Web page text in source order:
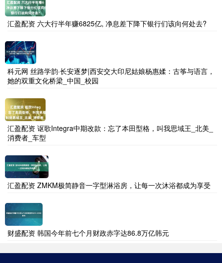
汇盈配资 六大行半年赚6825亿, 净息差下降下银行们该向何处去?
科元网 丝路学韵·长安逐梦|西安交大印尼姑娘杨惠媃：古筝与语言，
她的双重文化桥梁_中国_校园
汇盈配资 讴歌Integra中期改款：忘了本田型格，叫我思域王_北美_
消费者_车型
汇盈配资 ZMKM极简静音一字型淋浴房，让每一次沐浴都成为享受
财盛配资 韩国今年前七个月财政赤字达86.8万亿韩元